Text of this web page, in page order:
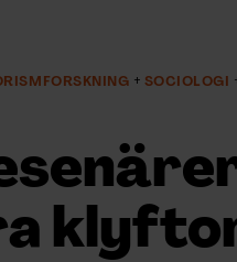
SOCIOLOGI